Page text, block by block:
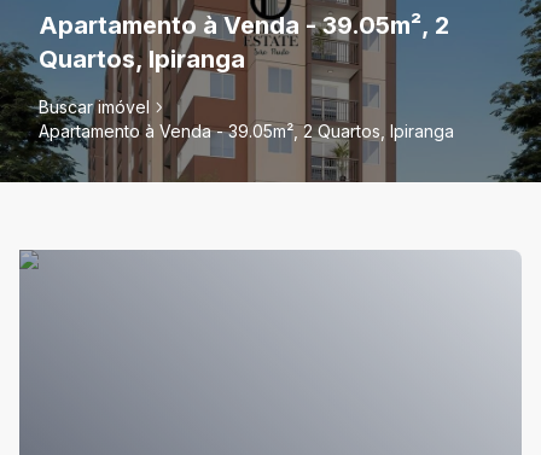
Apartamento à Venda - 39.05m², 2
Quartos, Ipiranga
Buscar imóvel
Apartamento à Venda - 39.05m², 2 Quartos, Ipiranga